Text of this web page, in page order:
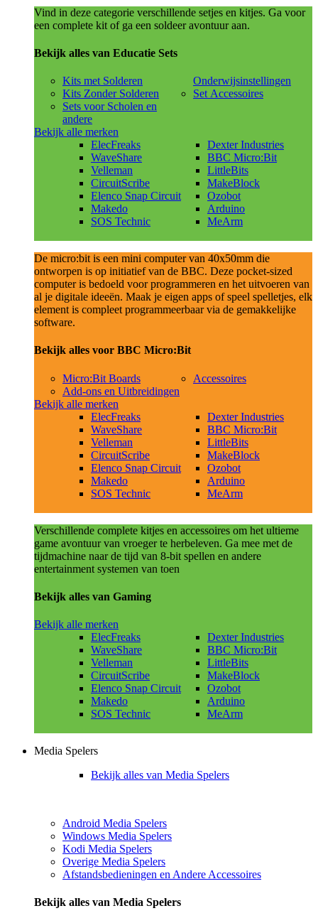
Vind in deze categorie verschillende setjes en kitjes. Ga voor
een complete kit of ga een soldeer avontuur aan.
Bekijk alles van Educatie Sets
Kits met Solderen
Kits Zonder Solderen
Sets voor Scholen en
andere
Onderwijsinstellingen
Set Accessoires
Bekijk alle merken
ElecFreaks
WaveShare
Velleman
CircuitScribe
Elenco Snap Circuit
Makedo
SOS Technic
Dexter Industries
BBC Micro:Bit
LittleBits
MakeBlock
Ozobot
Arduino
MeArm
De micro:bit is een mini computer van 40x50mm die
ontworpen is op initiatief van de BBC. Deze pocket-sized
computer is bedoeld voor programmeren en het uitvoeren van
al je digitale ideeën. Maak je eigen apps of speel spelletjes, elk
element is compleet programmeerbaar via de gemakkelijke
software.
Bekijk alles voor BBC Micro:Bit
Micro:Bit Boards
Add-ons en Uitbreidingen
Accessoires
Bekijk alle merken
ElecFreaks
WaveShare
Velleman
CircuitScribe
Elenco Snap Circuit
Makedo
SOS Technic
Dexter Industries
BBC Micro:Bit
LittleBits
MakeBlock
Ozobot
Arduino
MeArm
Verschillende complete kitjes en accessoires om het ultieme
game avontuur van vroeger te herbeleven. Ga mee met de
tijdmachine naar de tijd van 8-bit spellen en andere
entertainment systemen van toen
Bekijk alles van Gaming
Bekijk alle merken
ElecFreaks
WaveShare
Velleman
CircuitScribe
Elenco Snap Circuit
Makedo
SOS Technic
Dexter Industries
BBC Micro:Bit
LittleBits
MakeBlock
Ozobot
Arduino
MeArm
Media Spelers
Bekijk alles van Media Spelers
Android Media Spelers
Windows Media Spelers
Kodi Media Spelers
Overige Media Spelers
Afstandsbedieningen en Andere Accessoires
Bekijk alles van Media Spelers